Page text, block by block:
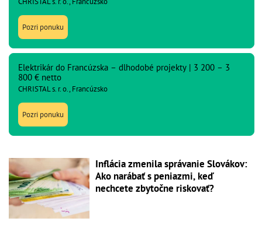
Pozri ponuku
Elektrikár do Francúzska – dlhodobé projekty | 3 200 – 3
800 € netto
CHRISTAL s. r. o., Francúzsko
Pozri ponuku
Inflácia zmenila správanie Slovákov:
Ako narábať s peniazmi, keď
nechcete zbytočne riskovať?